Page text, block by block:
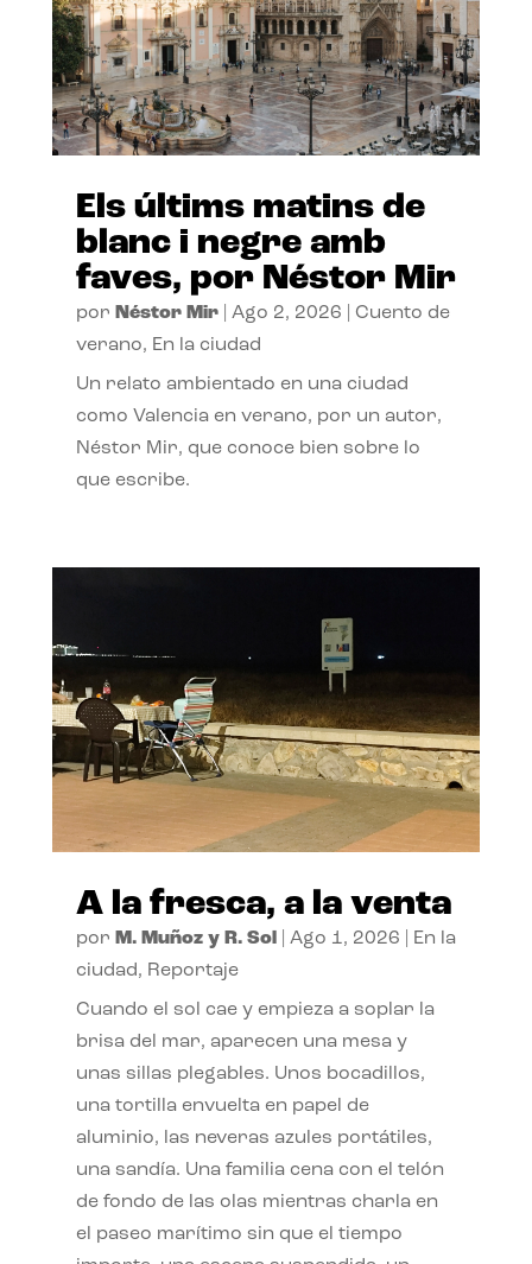
Els últims matins de
blanc i negre amb
faves, por Néstor Mir
por Néstor Mir| Ago 2, 2026
Cuento de
verano, En la ciudad
Un relato ambientado en una ciudad
como Valencia en verano, por un autor,
Néstor Mir, que conoce bien sobre lo
que escribe.
A la fresca, a la venta
por M. Muñoz y R. Sol| Ago 1, 2026
En la
ciudad, Reportaje
Cuando el sol cae y empieza a soplar la
brisa del mar, aparecen una mesa y
unas sillas plegables. Unos bocadillos,
una tortilla envuelta en papel de
aluminio, las neveras azules portátiles,
una sandía. Una familia cena con el telón
de fondo de las olas mientras charla en
el paseo marítimo sin que el tiempo